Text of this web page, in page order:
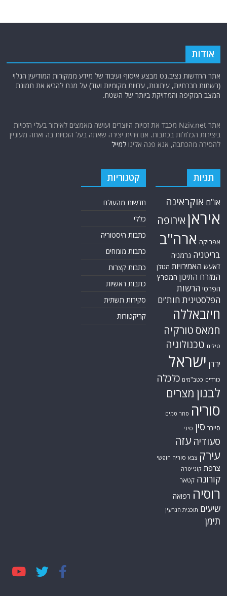
אודות
אתר החדשות נציב.נט מבצע איסוף ועיבוד של מידע ממקורות המודיעין הגלוי
(רשתות חברתיות, עיתונות, עדויות מקומיות ועוד) על מנת להביא את תמונת
המצב המקיפה והמדויקת ביותר של השטח.
אתר Nziv.net מכבד את זכויות היוצרים ועושה מאמצים לאיתור בעלי הזכויות
ביצירות הכלולות בכתבות. אם זיהית יצירה שאתה בעל הזכויות בה ואתה מעוניין
להסירה מהכתבה, אנא פנה אלינולמייל
תגיות
או"ם אוקראינה
איראן אירופה
אפריקה ארה"ב
בריטניה גרמניה
דאעש האמירויות הגולן
המזרח התיכון המפרץ
הפרסי הרשות
הפלסטינית חות'ים
חיזבאללה
חמאס טורקיה
טילים טכנולוגיה
ירדן ישראל
כורדים כטב"מים כלכלה
לבנון מצרים
סוריה סחר סמים
סייבר סין סיני
סעודיה עזה
עירק צבא סוריה חופשי
צרפת קונייטרה
קורונה קטאר
רוסיה רפואה
שיעים תוכנית הגרעין
תימן
קטגוריות
חדשות מהעולם
כללי
כתבות היסטוריה
כתבות מומחים
כתבות קצרות
כתבות ראשיות
סקירות תשתית
קריקטורות